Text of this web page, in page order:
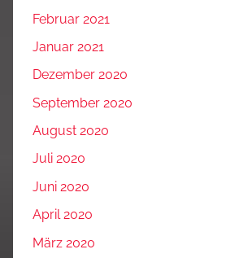
Februar 2021
Januar 2021
Dezember 2020
September 2020
August 2020
Juli 2020
Juni 2020
April 2020
März 2020